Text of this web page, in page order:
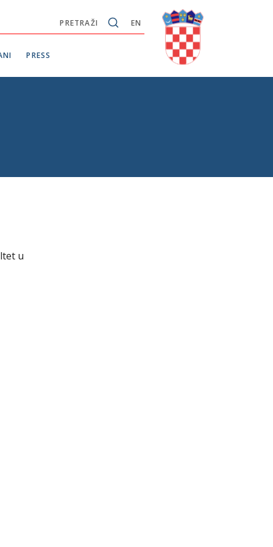
EN
PRETRAŽI
PRESS
u